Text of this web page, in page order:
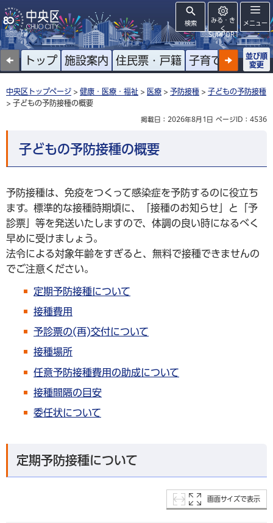
検索
みる・き
く
SUPPORT
メニュー
トップ 施設案内 住民票・戸籍 子育て 高齢者
並び順
変更
中央区トップページ > 健康・医療・福祉 > 医療 > 予防接種 > 子どもの予防接種
> 子どもの予防接種の概要
掲載日：2026年8月1日 ページID：4536
子どもの予防接種の概要
予防接種は、免疫をつくって感染症を予防するのに役立ち
ます。標準的な接種時期頃に、「接種のお知らせ」と「予
診票」等を発送いたしますので、体調の良い時になるべく
早めに受けましょう。
法令による対象年齢をすぎると、無料で接種できませんの
でご注意ください。
定期予防接種について
接種費用
予診票の(再)交付について
接種場所
任意予防接種費用の助成について
接種間隔の目安
委任状について
定期予防接種について
画面サイズで表示